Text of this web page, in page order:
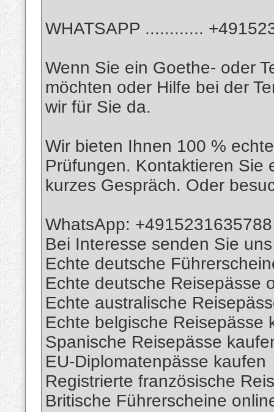
WHATSAPP ............
Wenn Sie ein Goethe- oder
möchten oder Hilfe bei der
wir für Sie da.
Wir bieten Ihnen 100 %
Prüfungen. Kontaktieren Sie
kurzes Gespräch. Oder
WhatsApp: +4915231635788
Bei Interesse senden Sie
Echte deutsche
Echte deutsche Reisepässe
Echte australische
Echte belgische Reisepässe
Spanische Reisepässe
EU-Diplomatenpässe kaufen
Registrierte französische
Britische Führerscheine